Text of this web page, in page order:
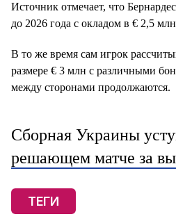
Источник отмечает, что
до 2026 года с окладом в € 2,5 млн
В то же время сам игрок
размере € 3 млн с различными
между сторонами продолжаются.
Сборная Украины
решающем матче за
ТЕГИ